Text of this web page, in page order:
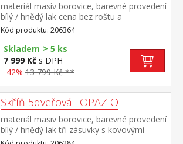
materiál masiv borovice, barevné provedení
bílý / hnědý lak cena bez roštu a
matrace doporučený rozměr matrace 180 ×
200 cm nebo 2 kusy 90 × 200 cm a rošt R4
nebo 2 kusy R1 vhodný doplněk úložný
prostor 8009B
Kód produktu: 206364
Skladem > 5 ks
7 999 Kč s DPH
-42% 13 799 Kč **
Skříň 5dveřová TOPAZIO
materiál masiv borovice, barevné provedení
bílý / hnědý lak tři zásuvky s kovovými
úchytkami a pojezdy v levé části 3 police, ve